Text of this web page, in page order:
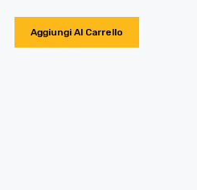
Aggiungi Al Carrello